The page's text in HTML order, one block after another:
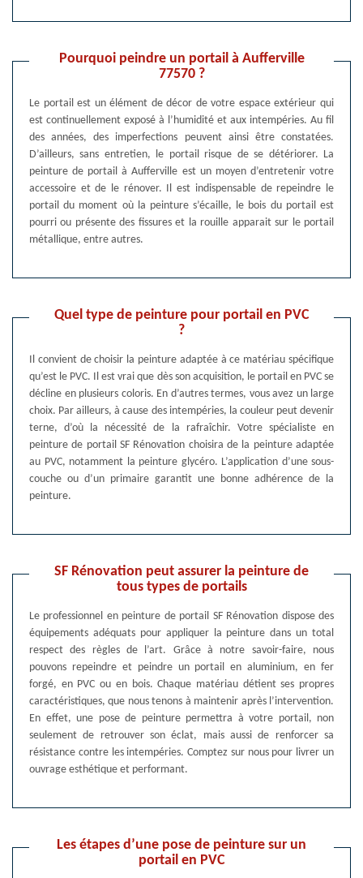
Pourquoi peindre un portail à Aufferville
77570 ?
Le portail est un élément de décor de votre espace extérieur qui
est continuellement exposé à l’humidité et aux intempéries. Au fil
des années, des imperfections peuvent ainsi être constatées.
D’ailleurs, sans entretien, le portail risque de se détériorer. La
peinture de portail à Aufferville est un moyen d’entretenir votre
accessoire et de le rénover. Il est indispensable de repeindre le
portail du moment où la peinture s’écaille, le bois du portail est
pourri ou présente des fissures et la rouille apparait sur le portail
métallique, entre autres.
Quel type de peinture pour portail en PVC
?
Il convient de choisir la peinture adaptée à ce matériau spécifique
qu’est le PVC. Il est vrai que dès son acquisition, le portail en PVC se
décline en plusieurs coloris. En d’autres termes, vous avez un large
choix. Par ailleurs, à cause des intempéries, la couleur peut devenir
terne, d’où la nécessité de la rafraîchir. Votre spécialiste en
peinture de portail SF Rénovation choisira de la peinture adaptée
au PVC, notamment la peinture glycéro. L’application d’une sous-
couche ou d’un primaire garantit une bonne adhérence de la
peinture.
SF Rénovation peut assurer la peinture de
tous types de portails
Le professionnel en peinture de portail SF Rénovation dispose des
équipements adéquats pour appliquer la peinture dans un total
respect des règles de l’art. Grâce à notre savoir-faire, nous
pouvons repeindre et peindre un portail en aluminium, en fer
forgé, en PVC ou en bois. Chaque matériau détient ses propres
caractéristiques, que nous tenons à maintenir après l’intervention.
En effet, une pose de peinture permettra à votre portail, non
seulement de retrouver son éclat, mais aussi de renforcer sa
résistance contre les intempéries. Comptez sur nous pour livrer un
ouvrage esthétique et performant.
Les étapes d’une pose de peinture sur un
portail en PVC